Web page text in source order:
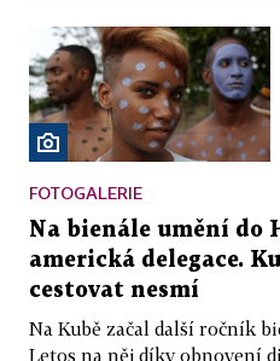
FOTOGALERIE
Na bienále umění do
americká delegace.
cestovat nesmí
Na Kubě začal další ročník
Letos na něj díky obnovení